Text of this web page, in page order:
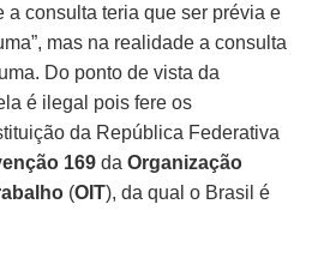
a consulta teria que ser prévia e
mas na realidade a consulta
Do ponto de vista da
é ilegal pois fere os
da República Federativa
169 daOrganização
(OIT), da qual o Brasil é